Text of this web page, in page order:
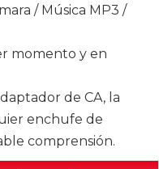
/ Música MP3 /
momento y en
de CA, la
enchufe de
comprensión.